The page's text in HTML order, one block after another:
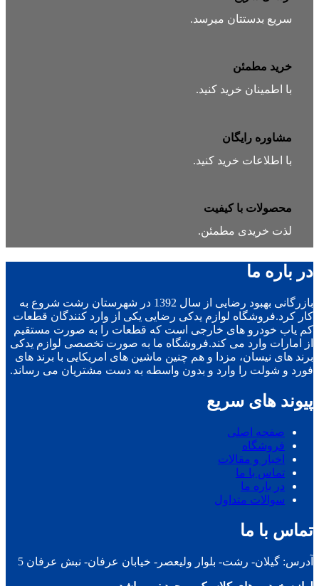
سریع بدستتان میرسد.
خرید مطمئن
با اطمینان خرید کنید.
مشاوره رایگان
با اطلاعات خرید کنید.
محصولات با کیفیت
لذت خریدی مطمئن.
در باره ما
بازرگانی بهبود رضایی از سال 1392 در شهرستان رشت شروع به
کار کرد.فروشگاه لوازم یدکی رضایی یکی از وارد کنندگان قطعات
کم یاب خودرو های خارجی است که قطعات را به صورت مستقیم
از امارات وارد می کند.فروشگاه ما به صورت تخصصی لوازم یدکی
برند های نیسان، مزدا و هم چنین ماشین های امریکایی با برند های
فورد و شولت را وارد و بدون واسطه به دست مشتریان می رساند.
پیوند های سریع
صفحه اصلی
فروشگاه
اخبار و مقالات
تماس با ما
در باره ما
سوالات متداول
تماس با ما
آدرس: گیلان- رشت- بلوار ولیعصر- خیابان عرفان- نبش عرفان 5